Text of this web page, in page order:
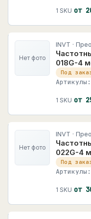
1 SKU от
Нет фото
INVT ·
018G-4
Под
1 SKU от
Нет фото
INVT ·
022G-4
Под
1 SKU от